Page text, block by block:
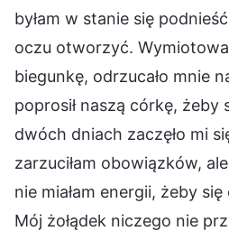
byłam w stanie się
oczu otworzyć.
biegunkę, odrzucało mnie
poprosił naszą córkę, żeby
dwóch dniach zaczęło mi
zarzuciłam obowiązków,
nie miałam energii, żeby
Mój żołądek niczego nie